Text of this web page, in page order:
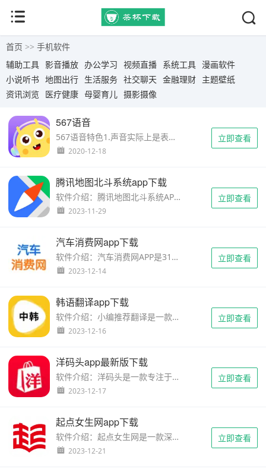
首页 >> 手机软件
辅助工具 影音播放 办公学习 视频直播 系统工具 漫画软件
小说听书 地图出行 生活服务 社交聊天 金融理财 主题壁纸
资讯浏览
医疗健康 母婴育儿 摄影摄像
567语音
567语音特色1.声音实际上是表达自己的一种好方法，还可以使更多的人理解您表达的情绪，并且会更加无忧无虑；···
2020-12-18
立即查看
腾讯地图北斗系统app下载
软件介绍：腾讯地图北斗系统APP安卓版是一款结合了最新北斗三号全球卫星导航系统的高精度导航软件。通过整···
2023-11-29
立即查看
汽车消费网app下载
软件介绍：汽车消费网APP是315汽车投诉的应用程序，专注于为用户提供便捷的汽车投诉服务。该应用致力于保护···
2023-12-14
立即查看
韩语翻译app下载
软件介绍：小编推荐翻译是一款优秀的韩语翻译App，专为用户提供高效、准确的翻译服务。无论是旅行、学习还是···
2023-12-16
立即查看
洋码头app最新版下载
软件介绍：洋码头是一款专注于海外购物的购物平台，为用户提供全球各地的商品选择和购物服务。通过该应用，···
2023-12-17
立即查看
起点女生网app下载
软件介绍：起点女生网是一款深受女性用户欢迎的小说阅读APP。该应用以提供丰富的女性题材小说为主打，包括言···
2023-12-21
立即查看